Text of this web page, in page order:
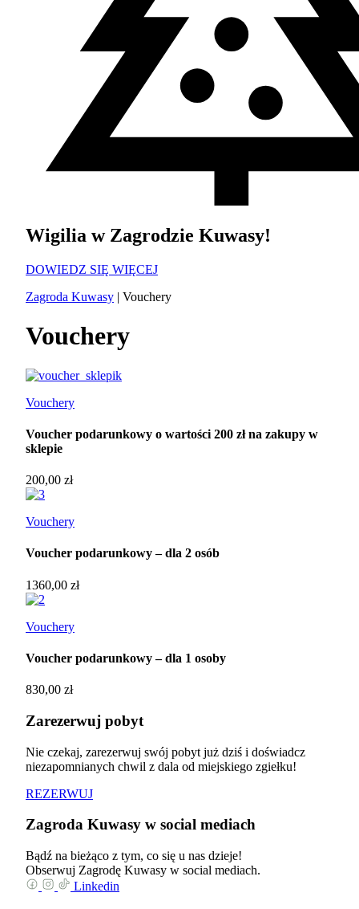
Wigilia w Zagrodzie Kuwasy!
DOWIEDZ SIĘ WIĘCEJ
Zagroda Kuwasy | Vouchery
Vouchery
Vouchery
Voucher podarunkowy o wartości 200 zł na zakupy w
sklepie
200,00 zł
Vouchery
Voucher podarunkowy – dla 2 osób
1360,00 zł
Vouchery
Voucher podarunkowy – dla 1 osoby
830,00 zł
Zarezerwuj pobyt
Nie czekaj, zarezerwuj swój pobyt już dziś i doświadcz
niezapomnianych chwil z dala od miejskiego zgiełku!
REZERWUJ
Zagroda Kuwasy w social mediach
Bądź na bieżąco z tym, co się u nas dzieje!
Obserwuj Zagrodę Kuwasy w social mediach.
Linkedin